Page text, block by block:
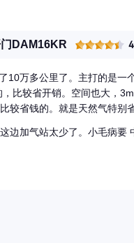
肉。电动助力转向特别轻
跑300多公里，油气两用综
掉漆、变形问题，耐脏易打理
车影像+后驻车雷达在狭小
跑货拉拉、城配运输的同行，追求低运营成本
不踩坑，10万公里实测验
DAM16KR
10万多公里了。主打的是
比较省开销。空间也大，
较省钱的。就是天然气特别
边加气站太少了。小毛病